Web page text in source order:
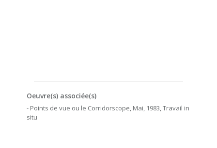
Oeuvre(s) associée(s)
- Points de vue ou le Corridorscope, Mai, 1983, Travail in
situ